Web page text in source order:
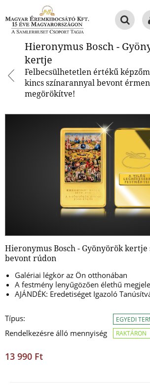
Hieronymus Bosch -
kertje
Felbecsülhetetlen értékű
kincs színarannyal bevont érmen
megörökítve!
Hieronymus Bosch - Gyönyörök
bevont rúdon
Galériai légkör az Ön otthonában
A festmény lenyűgözően élethű
AJÁNDÉK: Eredetiséget Igazoló
Típus:
Rendelkezésre álló mennyiség
EGYEDI
RAKTÁRON
13 990 Ft
Hieronymus Bosch -
kertje